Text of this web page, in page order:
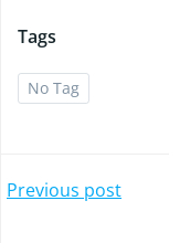
Tags
No Tag
Post
Previous post